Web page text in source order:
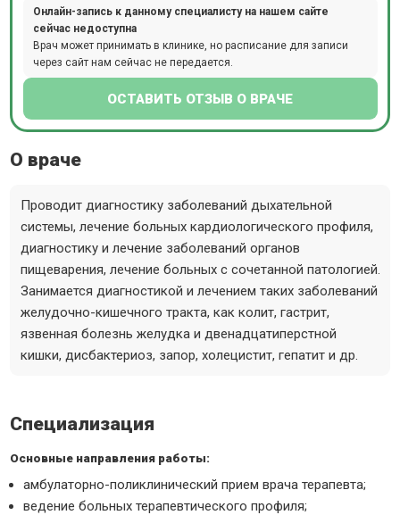
Онлайн-запись к данному специалисту на нашем сайте
сейчас недоступна
Врач может принимать в клинике, но расписание для записи
через сайт нам сейчас не передается.
ОСТАВИТЬ ОТЗЫВ О ВРАЧЕ
О враче
Проводит диагностику заболеваний дыхательной
системы, лечение больных кардиологического профиля,
диагностику и лечение заболеваний органов
пищеварения, лечение больных с сочетанной патологией.
Занимается диагностикой и лечением таких заболеваний
желудочно-кишечного тракта, как колит, гастрит,
язвенная болезнь желудка и двенадцатиперстной
кишки, дисбактериоз, запор, холецистит, гепатит и др.
Специализация
Основные направления работы:
амбулаторно-поликлинический прием врача терапевта;
ведение больных терапевтического профиля;